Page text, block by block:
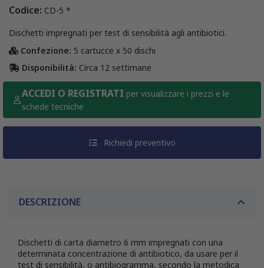
Codice: CD-5 *
Dischetti impregnati per test di sensibilità agli antibiotici.
Confezione: 5 cartucce x 50 dischi
Disponibilità: Circa 12 settimane
ACCEDI O REGISTRATI per visualizzare i prezzi e le
schede tecniche
Richiedi preventivo
DESCRIZIONE
Dischetti di carta diametro 6 mm impregnati con una
determinata concentrazione di antibiotico, da usare per il
test di sensibilità, o antibiogramma, secondo la metodica